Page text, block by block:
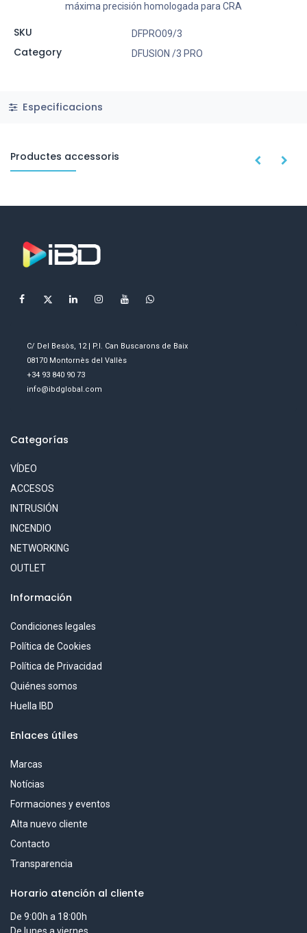
máxima precisión homologada para CRA
SKU DFPRO09/3
Category DFUSION /3 PRO
Especificacions
Productes accessoris
C/ Del Besòs, 12 | P.I. Can Buscarons de Baix
08170 Montornès del Vallès
+34 93 840 90 73
info@ibdglobal.com
Categorías
VÍDEO
ACCESOS
INTRUSIÓN
INCENDIO
NETWORKING
OUTLET
Información
Condiciones legales
Política de Cookies
Política de Privacidad
Quiénes somos
Huella IBD
Enlaces útiles
Marcas
Notícias
Formaciones y eventos
Alta nuevo cliente
Contacto
Transparencia
Horario atención al cliente
De 9:00h a 18:00h